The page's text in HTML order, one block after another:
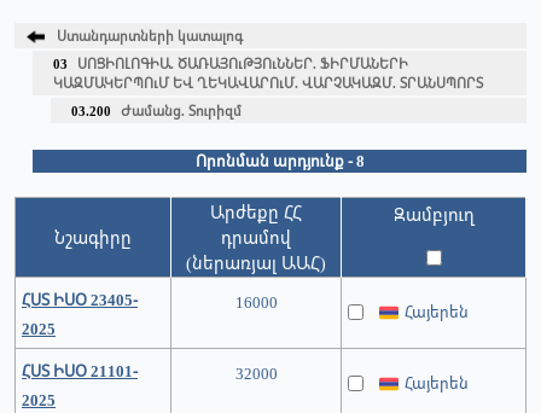
Ստանդարտների կատալոգ
03
ՍՈՑԻՈԼՈԳԻԱ. ԾԱՌԱՅՈւԹՅՈւՆՆԵՐ. ՖԻՐՄԱՆԵՐԻ
ԿԱԶՄԱԿԵՐՊՈւՄ ԵՎ ՂԵԿԱՎԱՐՈւՄ. ՎԱՐՉԱԿԱԶՄ. ՏՐԱՆՍՊՈՐՏ
03.200 Ժամանց. Տուրիզմ
Որոնման արդյունք - 8
Նշագիրը
Արժեքը ՀՀ
դրամով
(ներառյալ ԱԱՀ)
Զամբյուղ
ՀՍՏ ԻՍՕ 23405-
2025
16000 Հայերեն
ՀՍՏ ԻՍՕ 21101-
2025
32000 Հայերեն